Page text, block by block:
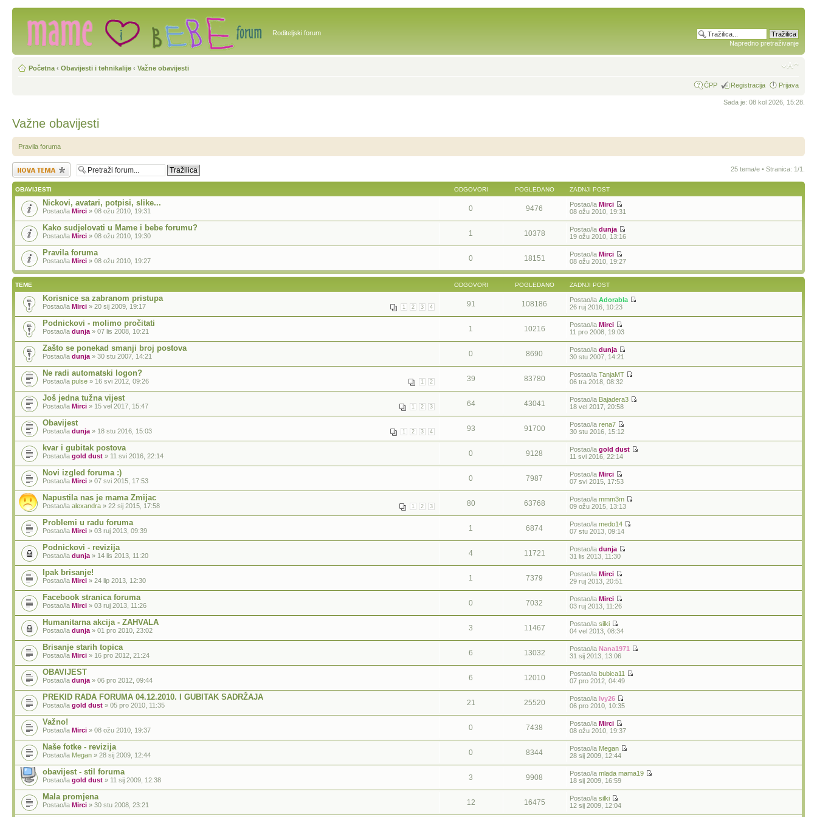
Roditeljski forum
Napredno pretraživanje
Početna ‹ Obavijesti i tehnikalije ‹ Važne obavijesti
ČPP Registracija Prijava
Sada je: 08 kol 2026, 15:28.
Važne obavijesti
Pravila foruma
Započni novu temu 25 tema/e • Stranica: 1/1
OBAVIJESTI ODGOVORI POGLEDANO ZADNJI POST
Nickovi, avatari, potpisi, slike...
Postao/la Mirci » 08 ožu 2010, 19:31 0 9476 Postao/laMirci
08 ožu 2010, 19:31
Kako sudjelovati u Mame i bebe forumu?
Postao/la Mirci » 08 ožu 2010, 19:30 1 10378 Postao/ladunja
19 ožu 2010, 13:16
Pravila foruma
Postao/la Mirci » 08 ožu 2010, 19:27 0 18151 Postao/laMirci
08 ožu 2010, 19:27
TEME ODGOVORI POGLEDANO ZADNJI POST
Korisnice sa zabranom pristupa
1 2 3 4
Postao/la Mirci » 20 sij 2009, 19:17 91 108186 Postao/laAdorabla
26 ruj 2016, 10:23
Podnickovi - molimo pročitati
Postao/la dunja » 07 lis 2008, 10:21 1 10216 Postao/laMirci
11 pro 2008, 19:03
Zašto se ponekad smanji broj postova
Postao/la dunja » 30 stu 2007, 14:21 0 8690 Postao/ladunja
30 stu 2007, 14:21
Ne radi automatski logon?
1 2
Postao/la pulse » 16 svi 2012, 09:26 39 83780 Postao/laTanjaMT
06 tra 2018, 08:32
Još jedna tužna vijest
1 2 3
Postao/la Mirci » 15 vel 2017, 15:47 64 43041 Postao/la Bajadera3
18 vel 2017, 20:58
Obavijest
1 2 3 4
Postao/la dunja » 18 stu 2016, 15:03 93 91700 Postao/larena7
30 stu 2016, 15:12
kvar i gubitak postova
Postao/la gold dust » 11 svi 2016, 22:14 0 9128 Postao/lagold dust
11 svi 2016, 22:14
Novi izgled foruma :)
Postao/la Mirci » 07 svi 2015, 17:53 0 7987 Postao/laMirci
07 svi 2015, 17:53
Napustila nas je mama Zmijac
1 2 3
Postao/la alexandra » 22 sij 2015, 17:58 80 63768 Postao/lammm3m
09 ožu 2015, 13:13
Problemi u radu foruma
Postao/la Mirci » 03 ruj 2013, 09:39 1 6874 Postao/lamedo14
07 stu 2013, 09:14
Podnickovi - revizija
Postao/la dunja » 14 lis 2013, 11:20 4 11721 Postao/ladunja
31 lis 2013, 11:30
Ipak brisanje!
Postao/la Mirci » 24 lip 2013, 12:30 1 7379 Postao/laMirci
29 ruj 2013, 20:51
Facebook stranica foruma
Postao/la Mirci » 03 ruj 2013, 11:26 0 7032 Postao/laMirci
03 ruj 2013, 11:26
Humanitarna akcija - ZAHVALA
Postao/la dunja » 01 pro 2010, 23:02 3 11467 Postao/lasilki
04 vel 2013, 08:34
Brisanje starih topica
Postao/la Mirci » 16 pro 2012, 21:24 6 13032 Postao/laNana1971
31 sij 2013, 13:06
OBAVIJEST
Postao/la dunja » 06 pro 2012, 09:44 6 12010 Postao/labubica11
07 pro 2012, 04:49
PREKID RADA FORUMA 04.12.2010. I GUBITAK SADRŽAJA
Postao/la gold dust » 05 pro 2010, 11:35 21 25520 Postao/laIvy26
06 pro 2010, 10:35
Važno!
Postao/la Mirci » 08 ožu 2010, 19:37 0 7438 Postao/laMirci
08 ožu 2010, 19:37
Naše fotke - revizija
Postao/la Megan » 28 sij 2009, 12:44 0 8344 Postao/la Megan
28 sij 2009, 12:44
obavijest - stil foruma
Postao/la gold dust » 11 sij 2009, 12:38 3 9908 Postao/lamlada mama19
18 sij 2009, 16:59
Mala promjena
Postao/la Mirci » 30 stu 2008, 23:21 12 16475 Postao/lasilki
12 sij 2009, 12:04